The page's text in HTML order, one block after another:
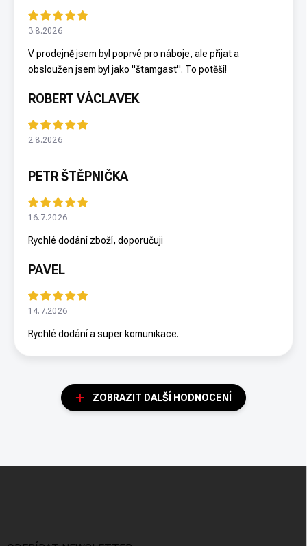
3.8.2026
V prodejně jsem byl poprvé pro náboje, ale přijat a
obsloužen jsem byl jako "štamgast". To potěší!
ROBERT VÁCLAVEK
2.8.2026
PETR ŠTĚPNIČKA
16.7.2026
Rychlé dodání zboží, doporučuji
PAVEL
14.7.2026
Rychlé dodání a super komunikace.
ZOBRAZIT DALŠÍ HODNOCENÍ